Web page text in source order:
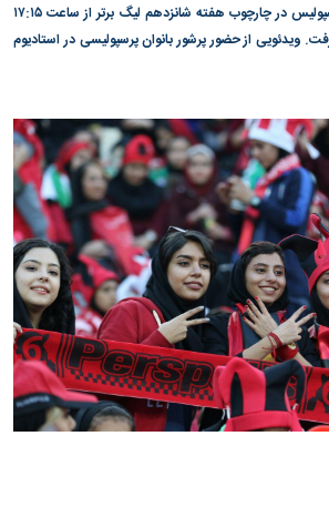
تیم‌های آلومینیوم اراک و پرسپولیس در چارچوب هفته شانزدهم لیگ برتر از ساعت ۱۷:۱۵
ویدئویی از حضور پرشور بانوان پرسپولیسی در استادیوم